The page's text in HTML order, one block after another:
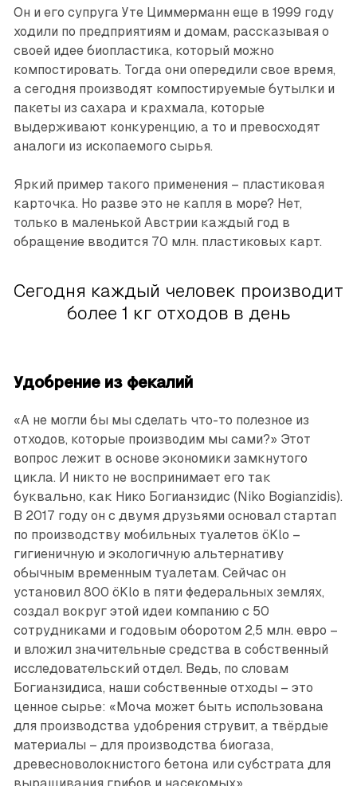
Он и его супруга Уте Циммерманн еще в 1999 году
ходили по предприя­тиям и домам, рассказывая о
своей идее биопластика, который можно
компостировать. Тогда они опередили свое время,
а сегодня производят компостируемые бутылки и
пакеты из сахара и крахмала, которые
выдерживают конкуренцию, а то и превосходят
аналоги из ископаемого сырья.
Яркий пример такого применения – пластиковая
карточка. Но разве это не капля в море? Нет,
только в маленькой Австрии каждый год в
обращение вводится 70 млн. пластиковых карт.
Сегодня каждый человек производит
более 1 кг отходов в день
Удобрение из фекалий
«А не могли бы мы сделать что-то полезное из
отходов, которые производим мы сами?» Этот
вопрос лежит в основе экономики замкнутого
цикла. И никто не воспринимает его так
буквально, как Нико Богианзидис (Niko Bogianzidis).
В 2017 году он с двумя друзьями основал стартап
по производству мобильных туалетов öKlo –
гигиеничную и экологичную альтернативу
обычным временным туалетам. Сейчас он
установил 800 öKlo в пяти федеральных землях,
создал вокруг этой идеи компанию с 50
сотрудниками и годовым оборотом 2,5 млн. евро –
и вложил значительные средства в собственный
исследовательский отдел. Ведь, по словам
Богианзидиса, наши собственные отходы – это
ценное сырье: «Моча может быть использована
для производства удобрения струвит, а твёрдые
материалы – для производства биогаза,
древесноволокнистого бетона или субстрата для
выращивания грибов и насекомых».